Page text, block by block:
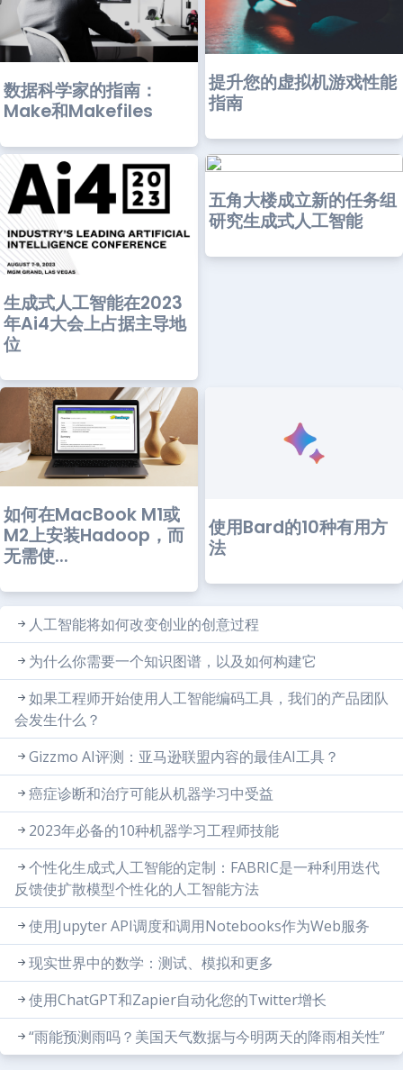
数据科学家的指南：
Make和Makefiles
提升您的虚拟机游戏性能
指南
生成式人工智能在2023
年Ai4大会上占据主导地
位
五角大楼成立新的任务组
研究生成式人工智能
如何在MacBook M1或
M2上安装Hadoop，而
无需使...
使用Bard的10种有用方
法
人工智能将如何改变创业的创意过程
为什么你需要一个知识图谱，以及如何构建它
如果工程师开始使用人工智能编码工具，我们的产品团队
会发生什么？
Gizzmo AI评测：亚马逊联盟内容的最佳AI工具？
癌症诊断和治疗可能从机器学习中受益
2023年必备的10种机器学习工程师技能
个性化生成式人工智能的定制：FABRIC是一种利用迭代
反馈使扩散模型个性化的人工智能方法
使用Jupyter API调度和调用Notebooks作为Web服务
现实世界中的数学：测试、模拟和更多
使用ChatGPT和Zapier自动化您的Twitter增长
“雨能预测雨吗？美国天气数据与今明两天的降雨相关性”